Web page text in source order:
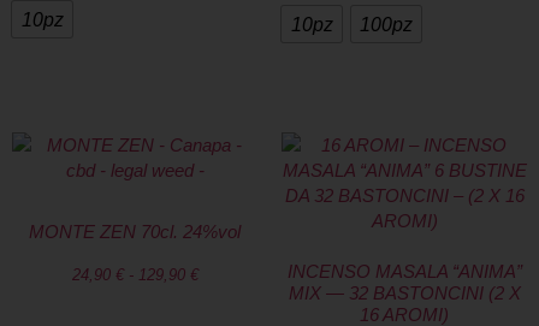
10pz 10pz 100pz
MONTE ZEN 70cl. 24%vol
24,90 € - 129,90 €
INCENSO MASALA “ANIMA”
MIX — 32 BASTONCINI (2 X
16 AROMI)